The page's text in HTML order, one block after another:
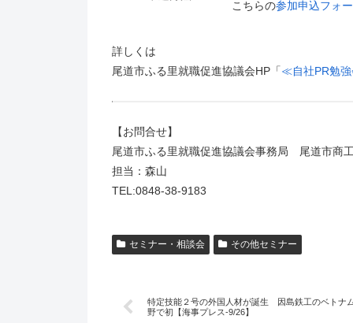
こちらの参加申込フォ
詳しくは
尾道市ふる里就職促進協議会HP「≪自社PR勉
【お問合せ】
尾道市ふる里就職促進協議会事務局 尾道市商
担当：森山
TEL:0848-38-9183
セミナー・相談会 その他セミナー
特定技能２号の外国人材が誕生 因島鉄工のベトナ
野で初【海事プレス-9/26】